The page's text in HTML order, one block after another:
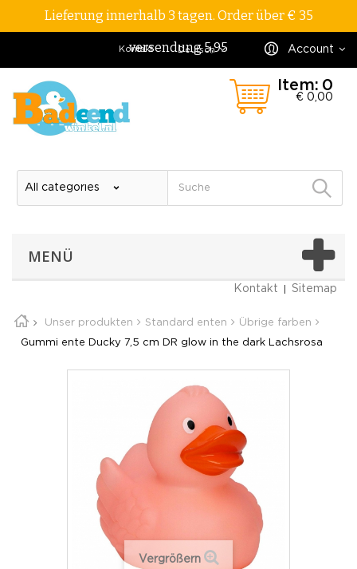
Lieferung innerhalb 3 tagen. Order über € 35
versendung 5,95 Account
Deutsch
Kontakt
Item: 0
€ 0,00
MENÜ
Kontakt Sitemap
Unser produkten Standard enten Übrige farben
Gummi ente Ducky 7,5 cm DR glow in the dark Lachsrosa
Vergrößern